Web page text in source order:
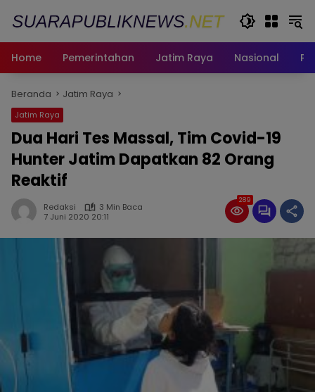
Home
Pemerintahan Jatim Raya Nasional
Beranda Jatim Raya
Jatim Raya
Dua Hari Tes Massal, Tim Covid-19
Hunter Jatim Dapatkan 82 Orang
Reaktif
Redaksi
3 Min Baca
7 Juni 2020 20:11
289